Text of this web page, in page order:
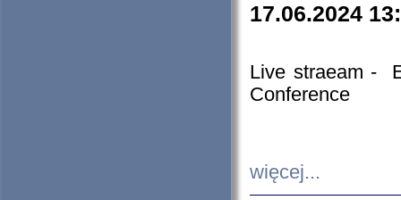
17.06.2024
Live straeam -
Conference
więcej...